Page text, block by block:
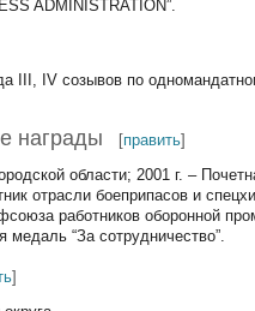
ADMINISTRATION”.
III, IV созывов по
награды [править]
области; 2001 г. –
отрасли боеприпасов и
работников оборонной
“За сотрудничество”.
]